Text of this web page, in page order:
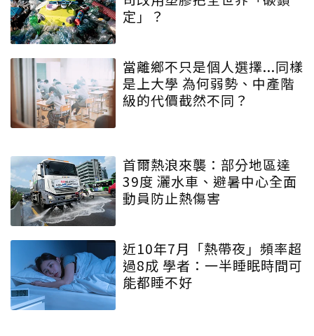
定」？
當離鄉不只是個人選擇...同樣
是上大學 為何弱勢、中產階
級的代價截然不同？
首爾熱浪來襲：部分地區達
39度 灑水車、避暑中心全面
動員防止熱傷害
近10年7月「熱帶夜」頻率超
過8成 學者：一半睡眠時間可
能都睡不好